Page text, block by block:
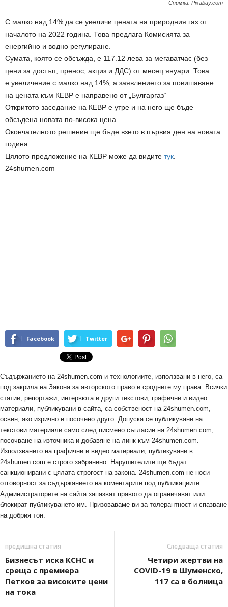
Снимка: Pixabay.com
С малко над 14% да се увеличи цената на природния газ от
началото на 2022 година. Това предлага Комисията за
енергийно и водно регулиране.
Сумата, която се обсъжда, е 117.12 лева за мегаватчас (без
цени за достъп, пренос, акциз и ДДС) от месец януари. Това
е увеличение с малко над 14%, а заявлението за повишаване
на цената към КЕВР е направено от „Булгаргаз“
Откритото заседание на КЕВР е утре и на него ще бъде
обсъдена новата по-висока цена.
Окончателното решение ще бъде взето в първия ден на новата
година.
Цялото предложение на КЕВР може да видите тук
24shumen.com
Facebook Twitter
Съдържанието на 24shumen.com и технологиите, използвани в него, са
под закрила на Закона за авторското право и сродните му права. Всички
статии, репортажи, интервюта и други текстови, графични и видео
материали, публикувани в сайта, са собственост на 24shumen.com,
освен, ако изрично е посочено друго. Допуска се публикуване на
текстови материали само след писмено съгласие на 24shumen.com,
посочване на източника и добавяне на линк към 24shumen.com.
Използването на графични и видео материали, публикувани в
24shumen.com е строго забранено. Нарушителите ще бъдат
санкционирани с цялата строгост на закона. 24shumen.com не носи
отговорност за съдържанието на коментарите под публикациите.
Администраторите на сайта запазват правото да ограничават или
блокират публикуването им. Призоваваме ви за толерантност и спазване
на добрия тон.
предишна статия
Бизнесът иска КСНС и
среща с премиера
Петков за високите цени
на тока
Следваща статия
Четири жертви на
COVID-19 в Шуменско,
117 са в болница